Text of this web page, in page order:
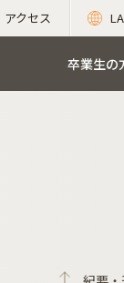
アクセス
卒業生の